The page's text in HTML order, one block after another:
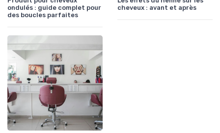
ondulés : guide complet pour
des boucles parfaites
cheveux : avant et après